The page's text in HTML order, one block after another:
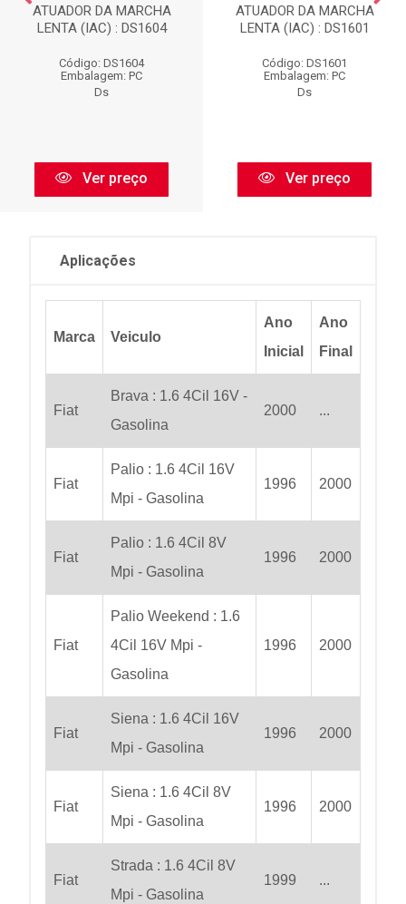
ATUADOR DA MARCHA
LENTA (IAC) : DS1604
Código: DS1604
Embalagem: PC
Ds
Ver preço
ATUADOR DA MARCHA
LENTA (IAC) : DS1601
Código: DS1601
Embalagem: PC
Ds
Ver preço
Aplicações
Marca Veiculo
Ano
Inicial
Ano
Final
Fiat
Brava : 1.6 4Cil 16V -
Gasolina
2000 ...
Fiat
Palio : 1.6 4Cil 16V
Mpi - Gasolina
1996 2000
Fiat
Palio : 1.6 4Cil 8V
Mpi - Gasolina
1996 2000
Fiat
Palio Weekend : 1.6
4Cil 16V Mpi -
Gasolina
1996 2000
Fiat
Siena : 1.6 4Cil 16V
Mpi - Gasolina
1996 2000
Fiat
Siena : 1.6 4Cil 8V
Mpi - Gasolina
1996 2000
Fiat
Strada : 1.6 4Cil 8V
Mpi - Gasolina
1999 ...